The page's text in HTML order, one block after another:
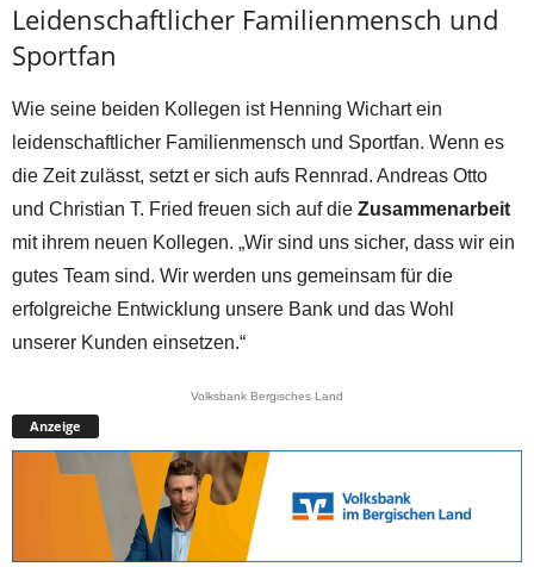
Leidenschaftlicher Familienmensch und
Sportfan
Wie seine beiden Kollegen ist Henning Wichart ein
leidenschaftlicher Familienmensch und Sportfan. Wenn es
die Zeit zulässt, setzt er sich aufs Rennrad. Andreas Otto
und Christian T. Fried freuen sich auf die Zusammenarbeit
mit ihrem neuen Kollegen. „Wir sind uns sicher, dass wir ein
gutes Team sind. Wir werden uns gemeinsam für die
erfolgreiche Entwicklung unsere Bank und das Wohl
unserer Kunden einsetzen.“
Volksbank Bergisches Land
Anzeige